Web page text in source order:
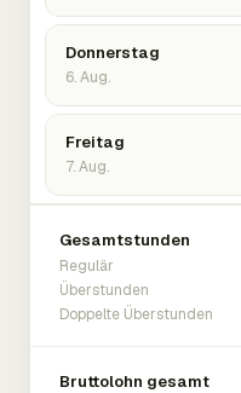
Donnerstag
6. Aug.
Freitag
7. Aug.
Gesamtstunden
Regulär
Überstunden
Doppelte Überstunden
Bruttolohn gesamt